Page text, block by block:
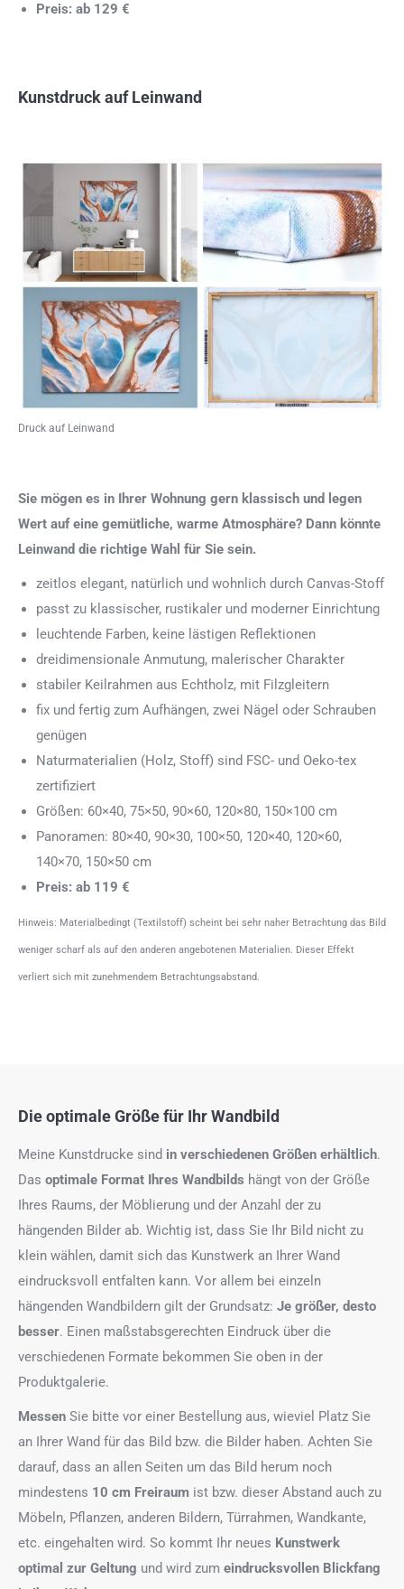
Preis: ab 129 €
Kunstdruck auf Leinwand
Druck auf Leinwand
Sie mögen es in Ihrer Wohnung gern klassisch und legen
Wert auf eine gemütliche, warme Atmosphäre? Dann könnte
Leinwand die richtige Wahl für Sie sein.
zeitlos elegant, natürlich und wohnlich durch Canvas-Stoff
passt zu klassischer, rustikaler und moderner Einrichtung
leuchtende Farben, keine lästigen Reflektionen
dreidimensionale Anmutung, malerischer Charakter
stabiler Keilrahmen aus Echtholz, mit Filzgleitern
fix und fertig zum Aufhängen, zwei Nägel oder Schrauben
genügen
Naturmaterialien (Holz, Stoff) sind FSC- und Oeko-tex
zertifiziert
Größen: 60×40, 75×50, 90×60, 120×80, 150×100 cm
Panoramen: 80×40, 90×30, 100×50, 120×40, 120×60,
140×70, 150×50 cm
Preis: ab 119 €
Hinweis: Materialbedingt (Textilstoff) scheint bei sehr naher Betrachtung das Bild
weniger scharf als auf den anderen angebotenen Materialien. Dieser Effekt
verliert sich mit zunehmendem Betrachtungsabstand.
Die optimale Größe für Ihr Wandbild
Meine Kunstdrucke sind in verschiedenen Größen erhältlich.
Das optimale Format Ihres Wandbilds hängt von der Größe
Ihres Raums, der Möblierung und der Anzahl der zu
hängenden Bilder ab. Wichtig ist, dass Sie Ihr Bild nicht zu
klein wählen, damit sich das Kunstwerk an Ihrer Wand
eindrucksvoll entfalten kann. Vor allem bei einzeln
hängenden Wandbildern gilt der Grundsatz: Je größer, desto
besser. Einen maßstabsgerechten Eindruck über die
verschiedenen Formate bekommen Sie oben in der
Produktgalerie.
Messen Sie bitte vor einer Bestellung aus, wieviel Platz Sie
an Ihrer Wand für das Bild bzw. die Bilder haben. Achten Sie
darauf, dass an allen Seiten um das Bild herum noch
mindestens 10 cm Freiraum ist bzw. dieser Abstand auch zu
Möbeln, Pflanzen, anderen Bildern, Türrahmen, Wandkante,
etc. eingehalten wird. So kommt Ihr neues Kunstwerk
optimal zur Geltung und wird zum eindrucksvollen Blickfang